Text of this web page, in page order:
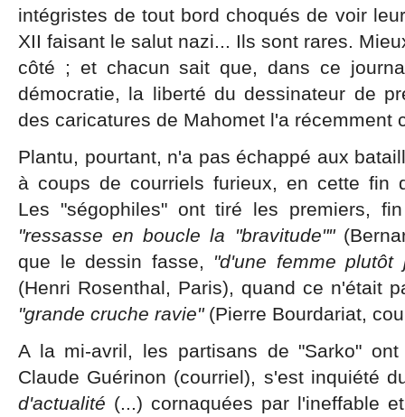
intégristes de tout bord choqués de voir
XII faisant le salut nazi... Ils sont rares.
côté ; et chacun sait que, dans ce
démocratie, la liberté du dessinateur de
des caricatures de Mahomet l'a récemment
Plantu, pourtant, n'a pas échappé aux
à coups de courriels furieux, en cette fin
Les "ségophiles" ont tiré les premiers,
"ressasse en boucle la "bravitude""
que le dessin fasse, "d'une femme plutôt
(Henri Rosenthal, Paris), quand ce n'était
"grande cruche ravie"(Pierre Bourdariat,
A la mi-avril, les partisans de "Sarko" ont
Claude Guérinon (courriel), s'est inquiété
d'actualité (...) cornaquées par l'ineffable